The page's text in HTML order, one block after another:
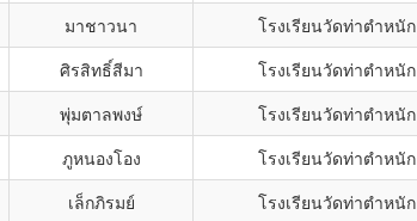
มาชาวนา โรงเรียนวัดท่าตำหนัก
ศิรสิทธิ์สีมา โรงเรียนวัดท่าตำหนัก
พุ่มตาลพงษ์ โรงเรียนวัดท่าตำหนัก
ภูหนองโอง โรงเรียนวัดท่าตำหนัก
เล็กภิรมย์ โรงเรียนวัดท่าตำหนัก